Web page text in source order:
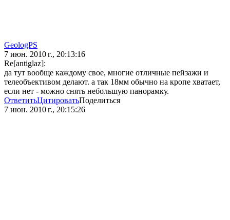
GeologPS
7 июн. 2010 г., 20:13:16
Re[antiglaz]:
да тут вообще каждому свое, многие отличные пейзажи и
телеобъективом делают. а так 18мм обычно на кропе хватает,
если нет - можно снять небольшую панорамку.
ОтветитьЦитироватьПоделиться
7 июн. 2010 г., 20:15:26